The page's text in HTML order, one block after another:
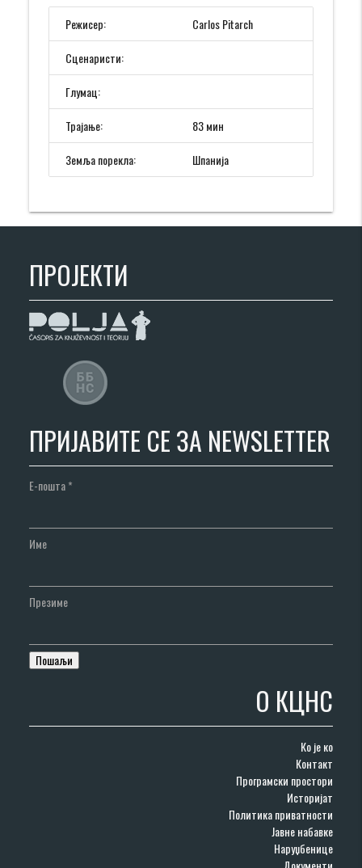
Режисер:
Carlos Pitarch
Сценаристи:
Глумац:
Трајање:
83 мин
Земља порекла:
Шпанија
ПРОЈЕКТИ
ПРИЈАВИТЕ СЕ ЗА NEWSLETTER
Е-пошта*
Име
Презиме
О КЦНС
Ко је ко
Контакт
Програмски простори
Историјат
Политика приватности
Јавне набавке
Наруџбенице